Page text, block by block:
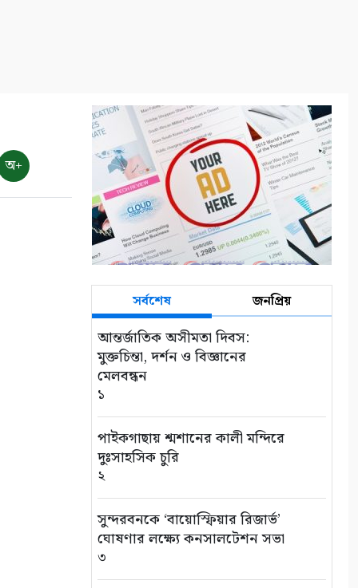
অ+
সর্বশেষ জনপ্রিয়
আন্তর্জাতিক অসীমতা দিবস:
মুক্তচিন্তা, দর্শন ও বিজ্ঞানের
মেলবন্ধন
১
পাইকগাছায় শ্মশানের কালী মন্দিরে
দুঃসাহসিক চুরি
২
সুন্দরবনকে ‘বায়োস্ফিয়ার রিজার্ভ’
ঘোষণার লক্ষ্যে কনসালটেশন সভা
৩